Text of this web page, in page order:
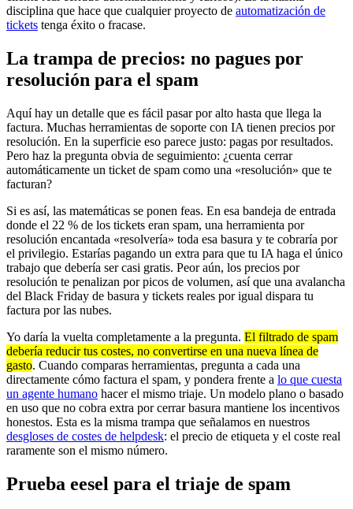
disciplina que hace que cualquier proyecto de automatización de
tickets tenga éxito o fracase.
La trampa de precios: no pagues por
resolución para el spam
Aquí hay un detalle que es fácil pasar por alto hasta que llega la
factura. Muchas herramientas de soporte con IA tienen precios por
resolución. En la superficie eso parece justo: pagas por resultados.
Pero haz la pregunta obvia de seguimiento: ¿cuenta cerrar
automáticamente un ticket de spam como una «resolución» que te
facturan?
Si es así, las matemáticas se ponen feas. En esa bandeja de entrada
donde el 22 % de los tickets eran spam, una herramienta por
resolución encantada «resolvería» toda esa basura y te cobraría por
el privilegio. Estarías pagando un extra para que tu IA haga el único
trabajo que debería ser casi gratis. Peor aún, los precios por
resolución te penalizan por picos de volumen, así que una avalancha
del Black Friday de basura y tickets reales por igual dispara tu
factura por las nubes.
Yo daría la vuelta completamente a la pregunta. El filtrado de spam
debería reducir tus costes, no convertirse en una nueva línea de
gasto. Cuando comparas herramientas, pregunta a cada una
directamente cómo factura el spam, y pondera frente a lo que cuesta
un agente humano hacer el mismo triaje. Un modelo plano o basado
en uso que no cobra extra por cerrar basura mantiene los incentivos
honestos. Esta es la misma trampa que señalamos en nuestros
desgloses de costes de helpdesk: el precio de etiqueta y el coste real
raramente son el mismo número.
Prueba eesel para el triaje de spam